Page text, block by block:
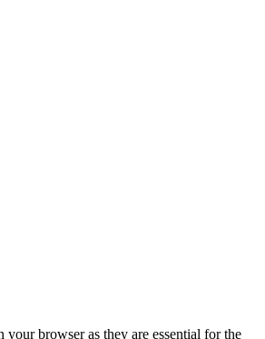
browser as they are essential for the